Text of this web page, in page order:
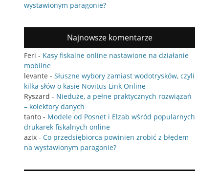
wystawionym paragonie?
Najnowsze komentarze
Feri - Kasy fiskalne online nastawione na działanie
mobilne
levante - Słuszne wybory zamiast wodotrysków, czyli
kilka słów o kasie Novitus Link Online
Ryszard - Nieduże, a pełne praktycznych rozwiązań
– kolektory danych
tanto - Modele od Posnet i Elzab wśród popularnych
drukarek fiskalnych online
azix - Co przedsiębiorca powinien zrobić z błędem
na wystawionym paragonie?